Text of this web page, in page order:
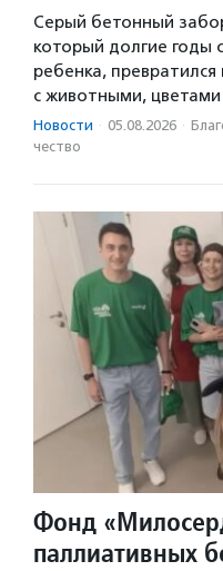
Серый бетонный
который долгие годы
ребенка,
с животными,
Новости · 05.08.2026 ·
чест­во
Фонд
паллиативных